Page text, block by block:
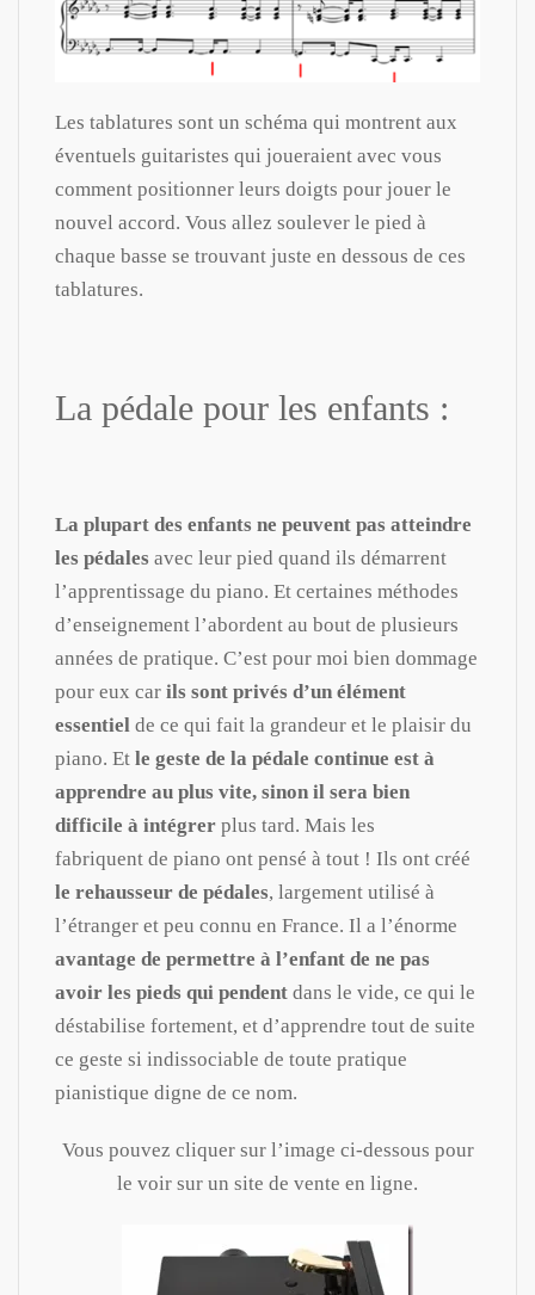
Les tablatures sont un schéma qui montrent aux
éventuels guitaristes qui joueraient avec vous
comment positionner leurs doigts pour jouer le
nouvel accord. Vous allez soulever le pied à
chaque basse se trouvant juste en dessous de ces
tablatures.
La pédale pour les enfants :
La plupart des enfants ne peuvent pas atteindre
les pédales avec leur pied quand ils démarrent
l’apprentissage du piano. Et certaines méthodes
d’enseignement l’abordent au bout de plusieurs
années de pratique. C’est pour moi bien dommage
pour eux car ils sont privés d’un élément
essentiel de ce qui fait la grandeur et le plaisir du
piano. Et le geste de la pédale continue est à
apprendre au plus vite, sinon il sera bien
difficile à intégrer plus tard. Mais les
fabriquent de piano ont pensé à tout ! Ils ont créé
le rehausseur de pédales, largement utilisé à
l’étranger et peu connu en France. Il a l’énorme
avantage de permettre à l’enfant de ne pas
avoir les pieds qui pendent dans le vide, ce qui le
déstabilise fortement, et d’apprendre tout de suite
ce geste si indissociable de toute pratique
pianistique digne de ce nom.
Vous pouvez cliquer sur l’image ci-dessous pour
le voir sur un site de vente en ligne.